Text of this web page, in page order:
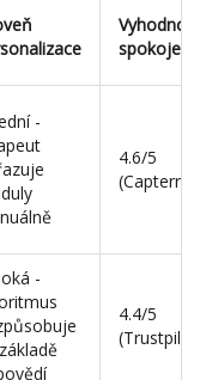
-
4.6/5
(Capterra)
-
4.4/5